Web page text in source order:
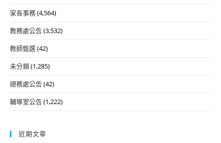
家長事務(4,564)
教務處公告(3,532)
教師甄選(42)
未分類(1,285)
總務處公告(42)
輔導室公告(1,222)
近期文章